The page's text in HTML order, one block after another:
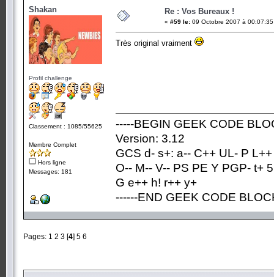
Shakan
Profil challenge
Classement : 1085/55625
Membre Complet
Hors ligne
Messages: 181
Re : Vos Bureaux !
« #59 le: 09 Octobre 2007 à
Très original vraiment
-----BEGIN GEEK CODE
Version: 3.12
GCS d- s+: a-- C++ UL- P
O-- M-- V-- PS PE Y PGP- t+
G e++ h! r++ y+
------END GEEK CODE
Pages: 1 2 3 [4] 5 6